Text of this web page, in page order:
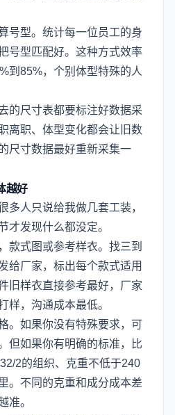
号型。统计每一位员工的身
号型匹配好。这种方式效率
到85%，个别体型特殊的人
的尺寸表都要标注好数据采
离职、体型变化都会让旧数
尺寸数据最好重新采集一
越好
多人只说给我做几套工装，
才发现什么都没定。
款式图或参考样衣。找三到
给厂家，标出每个款式适用
旧样衣直接参考最好，厂家
样，沟通成本最低。
。如果你没有特殊要求，可
但如果你有明确的标准，比
2的组织、克重不低于240
。不同的克重和成分成本差
准。